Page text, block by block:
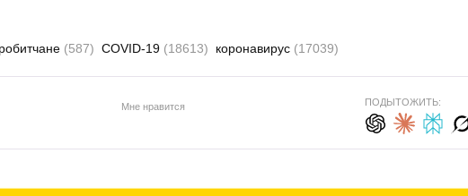
(587) COVID-19 (18613) коронавирус (17039)
Мне нравится ПОДЫТОЖИТЬ: